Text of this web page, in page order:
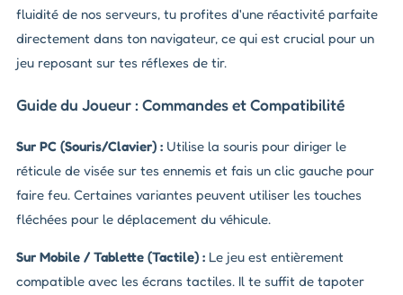
fluidité de nos serveurs, tu profites d'une réactivité parfaite
directement dans ton navigateur, ce qui est crucial pour un
jeu reposant sur tes réflexes de tir.
Guide du Joueur : Commandes et Compatibilité
Sur PC (Souris/Clavier) : Utilise la souris pour diriger le
réticule de visée sur tes ennemis et fais un clic gauche pour
faire feu. Certaines variantes peuvent utiliser les touches
fléchées pour le déplacement du véhicule.
Sur Mobile / Tablette (Tactile) : Le jeu est entièrement
compatible avec les écrans tactiles. Il te suffit de tapoter